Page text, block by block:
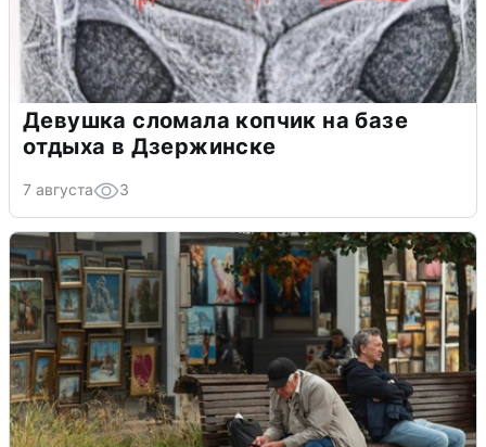
Девушка сломала копчик на базе
отдыха в Дзержинске
7 августа 3